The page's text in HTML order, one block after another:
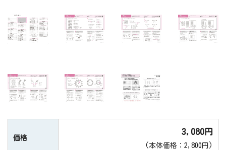
価格
3,080円
(本体価格：2,800円)